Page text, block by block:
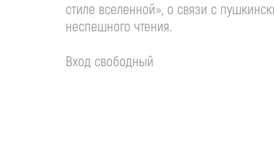
стиле вселенной», о связи с
неспешного чтения.
Вход свободный